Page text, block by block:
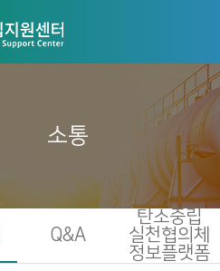
소통
Q&A
탄소중립
실천협의체
정보플랫폼